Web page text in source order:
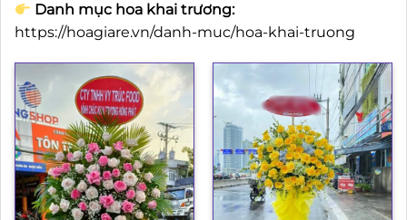
Danh mục hoa khai trương:
https://hoagiare.vn/danh-muc/hoa-khai-truong